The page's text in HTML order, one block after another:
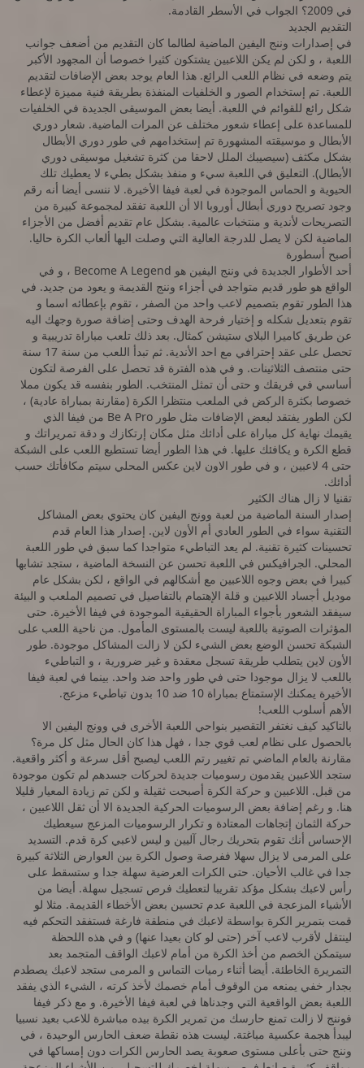
في 2009؟ الجواب في الأسطر القادمة.
التقديم الجديد
في إصدارات وننج اليفين الماضية لطالما كان التقديم من أضعف جوانب
اللعبة ، و لكن لم يكن اللاعبين يشتكون كثيرا خصوصا أن المجهود الأكبر
يتم وضعه في نظام اللعب الرائع. هذا العام يوجد بعض الإضافات لتقديم
اللعبة. تم إستخدام الصور و الخلفيات المنفذة بطريقة فنية مميزة لإعطاء
شكل رائع للقوائم في اللعبة. أيضا بعض الموسيقى الجديدة في الخلفيات
للمساعدة على إعطاء شعور مختلف عن المرات الماضية. شعار دوري
الأبطال و موسيقته المشهورة تم إستخدامهم في طور دوري الأبطال
بشكل مكثف (سيصيبك الملل لاحقا من كثرة تشغيل موسيقى دوري
الأبطال). التعليق في اللعبة سيء و منفذ بشكل بطيء لا يعطيك تلك
الحيوية و الحماس الموجودة في لعبة فيفا الأخيرة. لا ننسى أيضا أنه رقم
وجود تصريح دوري أبطال أوروبا الا أن اللعبة تفقد لمجموعة كبيرة من
التصريحات لأندية و منتخبات عالمية. بشكل عام تقديم أفضل من الأجزاء
الماضية لكن لا يصل للدرجة العالية التي وصلت اليها ألعاب الكرة حاليا.
أصبح أسطورة
أحد الأطوار الجديدة في وننج اليفين هو Become A Legend ، و في
الواقع هو طور قديم متواجد في أجزاء وننج القديمة و يعود من جديد. في
هذا الطور تقوم بتصميم لاعب واحد من الصفر ، تقوم بإعطائه اسما و
تقوم بتعديل شكله و إختيار فرحة الهدف وحتى إضافة صورة وجهك اليه
عن طريق كاميرا البلاي ستيشن كمثال. بعد ذلك تلعب مباراة تدريبية و
تحصل على عقد إحترافي مع احد الأندية. ثم تبدأ اللعب من سنة 17 سنة
حتى منتصف الثلاثينات. و في هذه الفترة قد تحصل على الفرصة لتكون
أساسي في فريقك و حتى أن تمثل المنتخب. الطور بنفسه قد يكون مملا
خصوصا بكثرة الركض في الملعب منتظرا الكرة (مقارنة بمباراة عادية) ،
لكن الطور يفتقد لبعض الإضافات مثل طور Be A Pro من فيفا الذي
يقيمك نهاية كل مباراة على أدائك مثل مكان إرتكازك و دقة تمريراتك و
قطع الكرة و يكافئك عليها. في هذا الطور أيضا تستطيع اللعب على الشبكة
حتى 4 لاعبين ، و في طور الاون لاين عكس المحلي سيتم مكافأتك حسب
أدائك.
تقنيا لا زال هناك الكثير
إصدار السنة الماضية من لعبة وونج اليفين كان يحتوي بعض المشاكل
التقنية سواء في الطور العادي أم الأون لاين. إصدار هذا العام قدم
تحسينات كثيرة تقنية. لم يعد التباطيء متواجدا كما سبق في طور اللعبة
المحلي. الجرافيكس في اللعبة تحسن عن النسخة الماضية ، ستجد تشابها
كبيرا في بعض وجوه اللاعبين مع أشكالهم في الواقع ، لكن بشكل عام
موديل أجساد اللاعبين و قلة الإهتمام بالتفاصيل في تصميم الملعب و البيئة
سيفقد الشعور بأجواء المباراة الحقيقية الموجودة في فيفا الأخيرة. حتى
المؤثرات الصوتية باللعبة ليست بالمستوى المأمول. من ناحية اللعب على
الشبكة تحسن الوضع بعض الشيء لكن لا زالت المشاكل موجودة. طور
الأون لاين يتطلب طريقة تسجل معقدة و غير ضرورية ، و التباطيء
باللعب لا يزال موجودا حتى في طور واحد ضد واحد. بينما في لعبة فيفا
الأخيرة يمكنك الإستمتاع بمباراة 10 ضد 10 بدون تباطيء مزعج.
الأهم أسلوب اللعب!
بالتاكيد كيف نغتفر التقصير بنواحي اللعبة الأخرى في وونج اليفين الا
بالحصول على نظام لعب قوي جدا ، فهل هذا كان الحال مثل كل مرة؟
مقارنة بالعام الماضي تم تغيير رتم اللعب ليصبح أقل سرعة و أكثر واقعية.
ستجد اللاعبين يقدمون رسوميات جديدة لحركات جسدهم لم تكون موجودة
من قبل. اللاعبين و حركة الكرة أصبحت ثقيلة و لكن تم زيادة المعيار قليلا
هنا. و رغم إضافة بعض الرسوميات الحركية الجديدة الا أن ثقل اللاعبين ،
حركة الثمان إتجاهات المعتادة و تكرار الرسوميات المزعج سيعطيك
الإحساس أنك تقوم بتحريك رجال آليين و ليس لاعبي كرة قدم. التسديد
على المرمى لا يزال سهلا ففرصة وصول الكرة بين العوارض الثلاثة كبيرة
جدا في غالب الأحيان. حتى الكرات العرضية سهلة جدا و ستسقط على
رأس لاعبك بشكل مؤكد تقريبا لتعطيك فرص تسجيل سهلة. أيضا من
الأشياء المزعجة في اللعبة عدم تحسين بعض الأخطاء القديمة. مثلا لو
قمت بتمرير الكرة بواسطة لاعبك في منطقة فارغة فستفقد التحكم فيه
لينتقل لأقرب لاعب آخر (حتى لو كان بعيدا عنها) و في هذه اللحظة
سيتمكن الخصم من أخذ الكرة من أمام لاعبك الواقف المتجمد بعد
التمريرة الخاطئة. أيضا أثناء رميات التماس و المرمى ستجد لاعبك يصطدم
بجدار خفي يمنعه من الوقوف أمام خصمك لأخذ كرته ، الشيء الذي يفقد
اللعبة بعض الواقعية التي وجدناها في لعبة فيفا الأخيرة. و مع ذكر فيفا
فوننج لا زالت تمنع حارسك من تمرير الكرة بيده مباشرة للاعب بعيد نسبيا
ليبدأ هجمة عكسية مباغتة. ليست هذه نقطة ضعف الحارس الوحيدة ، في
وننج حتى بأعلى مستوى صعوبة يصد الحارس الكرات دون إمساكها في